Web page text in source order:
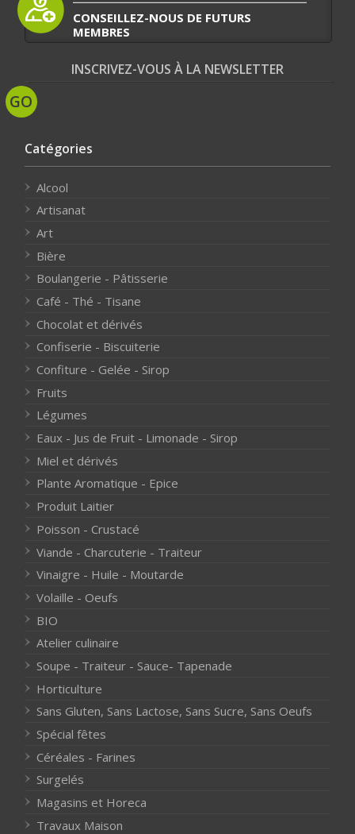
CONSEILLEZ-NOUS DE FUTURS
MEMBRES
INSCRIVEZ-VOUS À LA NEWSLETTER
Catégories
Alcool
Artisanat
Art
Bière
Boulangerie - Pâtisserie
Café - Thé - Tisane
Chocolat et dérivés
Confiserie - Biscuiterie
Confiture - Gelée - Sirop
Fruits
Légumes
Eaux - Jus de Fruit - Limonade - Sirop
Miel et dérivés
Plante Aromatique - Epice
Produit Laitier
Poisson - Crustacé
Viande - Charcuterie - Traiteur
Vinaigre - Huile - Moutarde
Volaille - Oeufs
BIO
Atelier culinaire
Soupe - Traiteur - Sauce- Tapenade
Horticulture
Sans Gluten, Sans Lactose, Sans Sucre, Sans Oeufs
Spécial fêtes
Céréales - Farines
Surgelés
Magasins et Horeca
Travaux Maison